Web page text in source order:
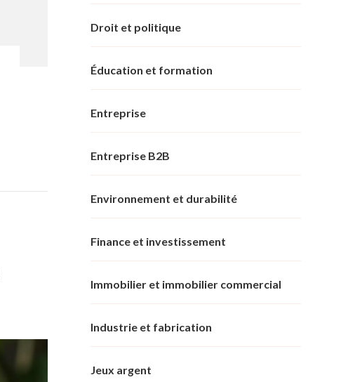
Droit et politique
Éducation et formation
Entreprise
Entreprise B2B
Environnement et durabilité
Finance et investissement
Immobilier et immobilier commercial
Industrie et fabrication
Jeux argent